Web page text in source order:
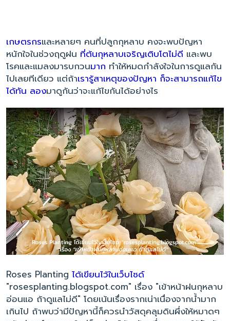
เกษตรกรและหลายๆ คนที่ปลูกกุหลาบ คงจะพบปัญหา
หนักใจในช่วงฤดูฝน ที่ต้นกุหลาบเจริญเติบโตไม่ดี และพบ
โรคและแมลงมารบกวนมาก ทำให้หมดกำลังใจในการดูแลกัน
ไปเลยทีเดียว แต่ถ้าเรารู้สาเหตุของปัญหา ก็จะสามารถแก้ไข
ได้ทัน ลองมาดูกันว่าจะแก้ไขกันได้อย่างไร
Roses Planting ได้เขียนไว้ในเว็บไซด์
"rosesplanting.blogspot.com" เรื่อง "เข้าหน้าฝนกุหลาบ
อ่อนแอ ถ้าดูแลไม่ดี" โดยเน้นเรื่องรากเน่าเนื่องจากน้ำมาก
เกินไป ถ้าพบว่ามีปัญหานี้ก็ควรนำวัสดุคลุมดินผึ่งให้หมาดๆ